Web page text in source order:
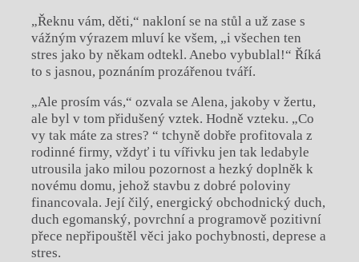
„Řeknu vám, děti,“ nakloní se na stůl a už zase s
vážným výrazem mluví ke všem, „i všechen ten
stres jako by někam odtekl. Anebo vybublal!“ Říká
to s jasnou, poznáním prozářenou tváří.
„Ale prosím vás,“ ozvala se Alena, jakoby v žertu,
ale byl v tom přidušený vztek. Hodně vzteku. „Co
vy tak máte za stres? “ tchyně dobře profitovala z
rodinné firmy, vždyť i tu vířivku jen tak ledabyle
utrousila jako milou pozornost a hezký doplněk k
novému domu, jehož stavbu z dobré poloviny
financovala. Její čilý, energický obchodnický duch,
duch egomanský, povrchní a programově pozitivní
přece nepřipouštěl věci jako pochybnosti, deprese a
stres.